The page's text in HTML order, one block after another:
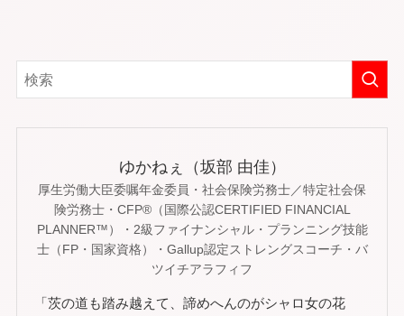
ゆかねぇ（坂部 由佳）
厚生労働大臣委嘱年金委員・社会保険労務士／特定社会保
険労務士・CFP®（国際公認CERTIFIED FINANCIAL
PLANNER™）・2級ファイナンシャル・プランニング技能
士（FP・国家資格）・Gallup認定ストレングスコーチ・バ
ツイチアラフィフ
「茨の道も踏み越えて、諦めへんのがシャロ女の花